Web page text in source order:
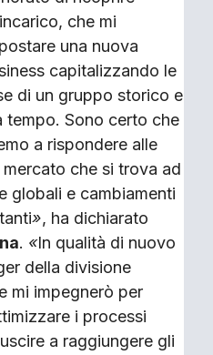
che mi
una nuova
capitalizzando le
di un gruppo storico e
tempo. Sono certo che
a rispondere alle
che si trova ad
globali e cambiamenti
», ha dichiarato
. «In qualità di nuovo
della divisione
mi impegnerò per
i processi
a raggiungere gli